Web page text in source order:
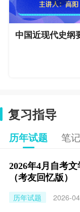
中国近现代史纲
复习指导
历年试题 笔
2026年4月自考
（考友回忆版）
历年试题
2026-